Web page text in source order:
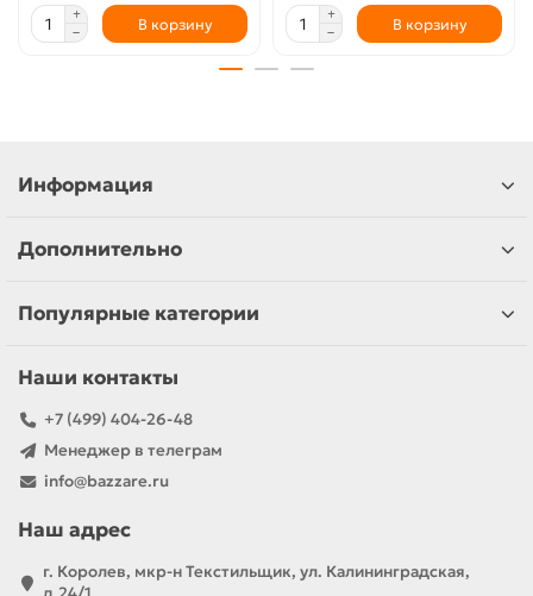
В корзину В корзину
Информация
Дополнительно
Популярные категории
Наши контакты
+7 (499) 404-26-48
Менеджер в телеграм
info@bazzare.ru
Наш адрес
г. Королев, мкр-н Текстильщик, ул. Калининградская,